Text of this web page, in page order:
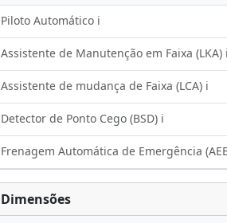
Piloto Automático ℹ️
Assistente de Manutenção em Faixa (LKA) ℹ️
Assistente de mudança de Faixa (LCA) ℹ️
Detector de Ponto Cego (BSD) ℹ️
Frenagem Automática de Emergência
Dimensões